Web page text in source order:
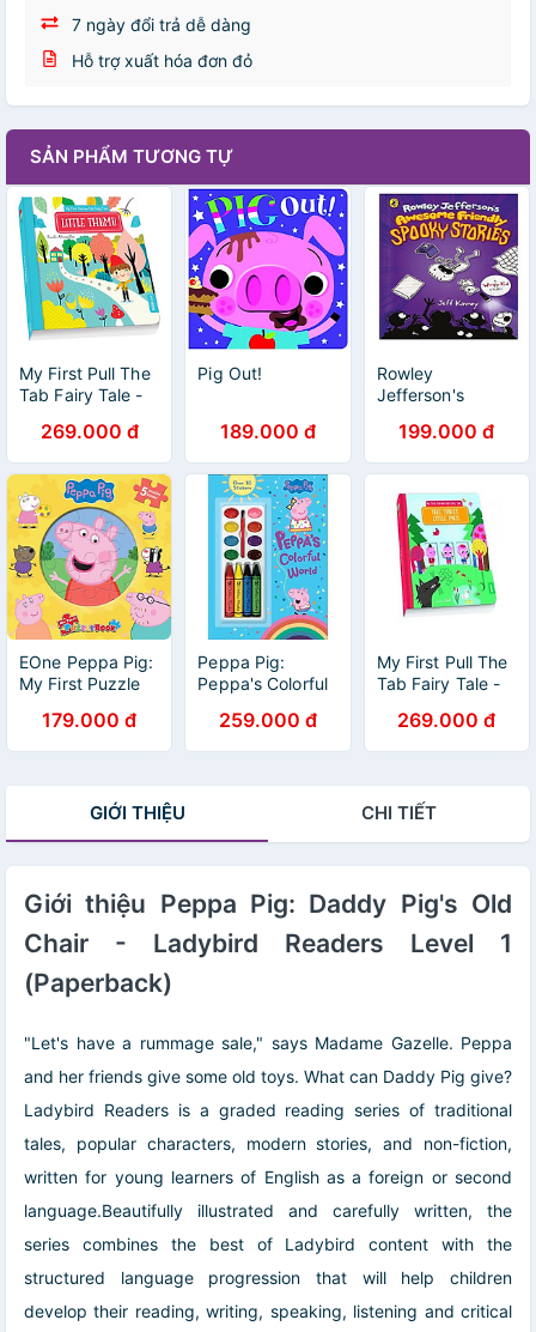
7 ngày đổi trả dễ dàng
Hỗ trợ xuất hóa đơn đỏ
SẢN PHẨM TƯƠNG TỰ
My First Pull The
Tab Fairy Tale -
269.000 đ
Pig Out!
189.000 đ
Rowley
Jefferson's
Friendly Spooky
Stories
199.000 đ
EOne Peppa Pig:
My First Puzzle
179.000 đ
Peppa Pig:
Peppa's Colorful
259.000 đ
My First Pull The
Tab Fairy Tale -
Pigs269.000 đ
GIỚI THIỆU CHI TIẾT
Giới thiệu Peppa Pig: Daddy Pig's Old
Chair - Ladybird Readers Level 1
(Paperback)
"Let's have a rummage sale," says Madame Gazelle. Peppa
and her friends give some old toys. What can Daddy Pig give?
Ladybird Readers is a graded reading series of traditional
tales, popular characters, modern stories, and non-fiction,
written for young learners of English as a foreign or second
language.Beautifully illustrated and carefully written, the
series combines the best of Ladybird content with the
structured language progression that will help children
develop their reading, writing, speaking, listening and critical